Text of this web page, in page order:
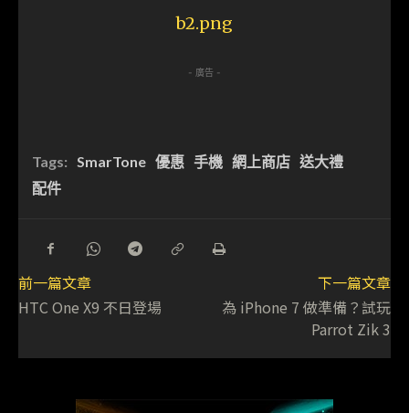
- 廣告 -
Tags: SmarTone 優惠 手機 網上商店 送大禮
配件
前一篇文章
HTC One X9 不日登場
下一篇文章
為 iPhone 7 做準備？試玩
Parrot Zik 3